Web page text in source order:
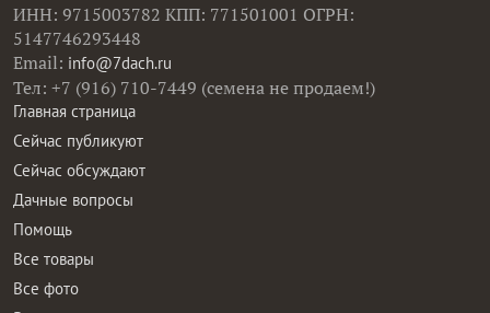
ИНН: 9715003782 КПП: 771501001 ОГРН:
5147746293448
Email: info@7dach.ru
Тел: +7 (916) 710-7449 (семена не продаем!)
Главная страница
Сейчас публикуют
Сейчас обсуждают
Дачные вопросы
Помощь
Все товары
Все фото